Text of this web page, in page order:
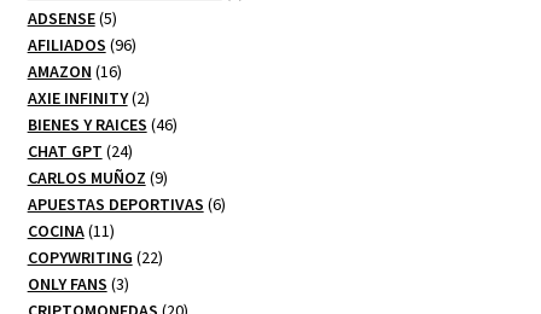
ADSENSE 55
productos
AFILIADOS 9696
AMAZON 1616
productos
AXIE INFINITY 22
productos
BIENES Y RAICES 4646
CHAT GPT 2424
productos
CARLOS MUÑOZ 99
productos
APUESTAS DEPORTIVAS 66
COCINA 1111
productos
COPYWRITING 2222
ONLY FANS 33
productos
20